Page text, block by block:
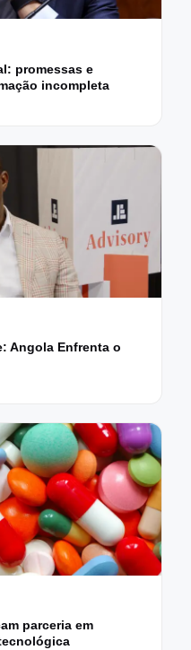
promessas e
incompleta
Angola Enfrenta o
parceria em